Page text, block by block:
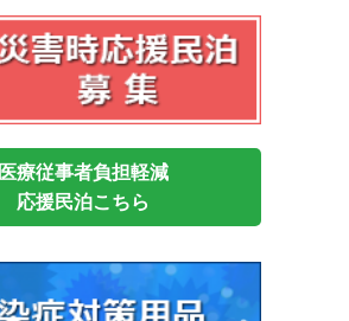
医療従事者負担軽減
応援民泊こちら